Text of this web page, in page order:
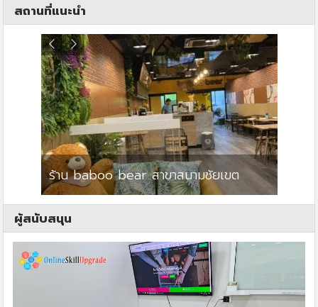
สถานที่แนะนำ
ร้าน baboo bear สาขาสนามชัยเขต
ผู้สนับสนุน